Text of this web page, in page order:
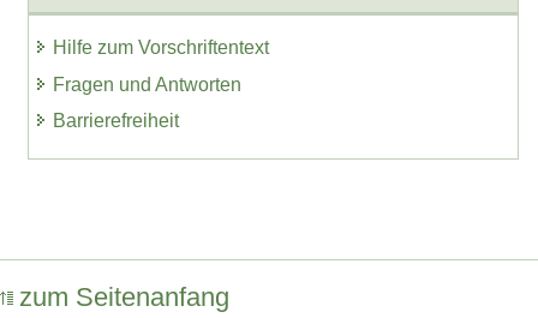
Hilfe zum Vorschriftentext
Fragen und Antworten
Barrierefreiheit
zum Seitenanfang